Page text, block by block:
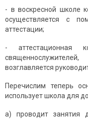
- в воскресной школе
осуществляется с
аттестации;
- аттестационная
возглавляется
Перечислим теперь
использует школа для
а) проводит занятия